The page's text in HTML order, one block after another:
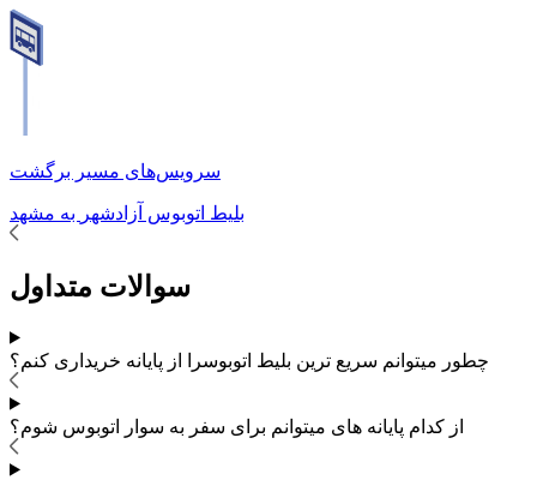
سرویس‌های مسیر برگشت
بلیط اتوبوس آزادشهر به مشهد
سوالات متداول
چطور میتوانم سریع ترین بلیط اتوبوسرا از پایانه خریداری کنم؟
از کدام پایانه های میتوانم برای سفر به سوار اتوبوس شوم؟